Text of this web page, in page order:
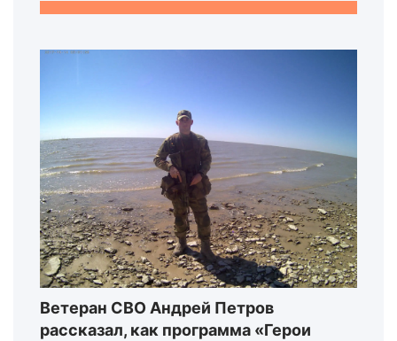
Ветеран СВО Андрей Петров
рассказал, как программа «Герои